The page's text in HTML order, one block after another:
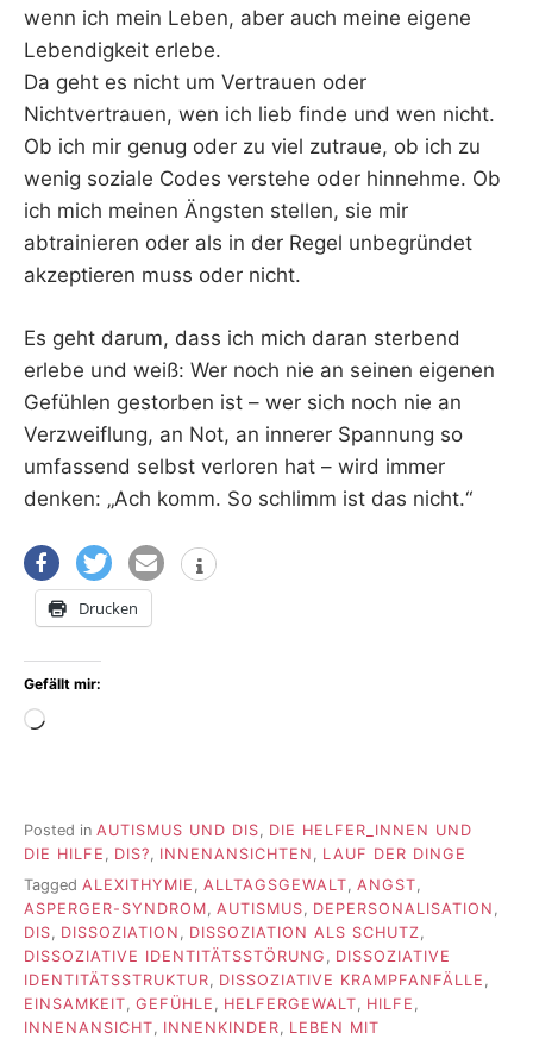
wenn ich mein Leben, aber auch meine eigene
Lebendigkeit erlebe.
Da geht es nicht um Vertrauen oder
Nichtvertrauen, wen ich lieb finde und wen nicht.
Ob ich mir genug oder zu viel zutraue, ob ich zu
wenig soziale Codes verstehe oder hinnehme. Ob
ich mich meinen Ängsten stellen, sie mir
abtrainieren oder als in der Regel unbegründet
akzeptieren muss oder nicht.
Es geht darum, dass ich mich daran sterbend
erlebe und weiß: Wer noch nie an seinen eigenen
Gefühlen gestorben ist – wer sich noch nie an
Verzweiflung, an Not, an innerer Spannung so
umfassend selbst verloren hat – wird immer
denken: „Ach komm. So schlimm ist das nicht.“
Drucken
Gefällt mir:
Wird
Posted in AUTISMUS UND DIS
DIE HELFER_INNEN UND
DIE HILFE
DIS? INNENANSICHTEN
LAUF DER DINGE
Tagged ALEXITHYMIE , ALLTAGSGEWALT, ANGST,
ASPERGER-SYNDROM, AUTISMUS, DEPERSONALISATION ,
DIS, DISSOZIATION , DISSOZIATION ALS SCHUTZ,
DISSOZIATIVE IDENTITÄTSSTÖRUNG , DISSOZIATIVE
IDENTITÄTSSTRUKTUR, DISSOZIATIVE KRAMPFANFÄLLE ,
EINSAMKEIT, GEFÜHLE , HELFERGEWALT, HILFE ,
INNENANSICHT, INNENKINDER, LEBEN MIT